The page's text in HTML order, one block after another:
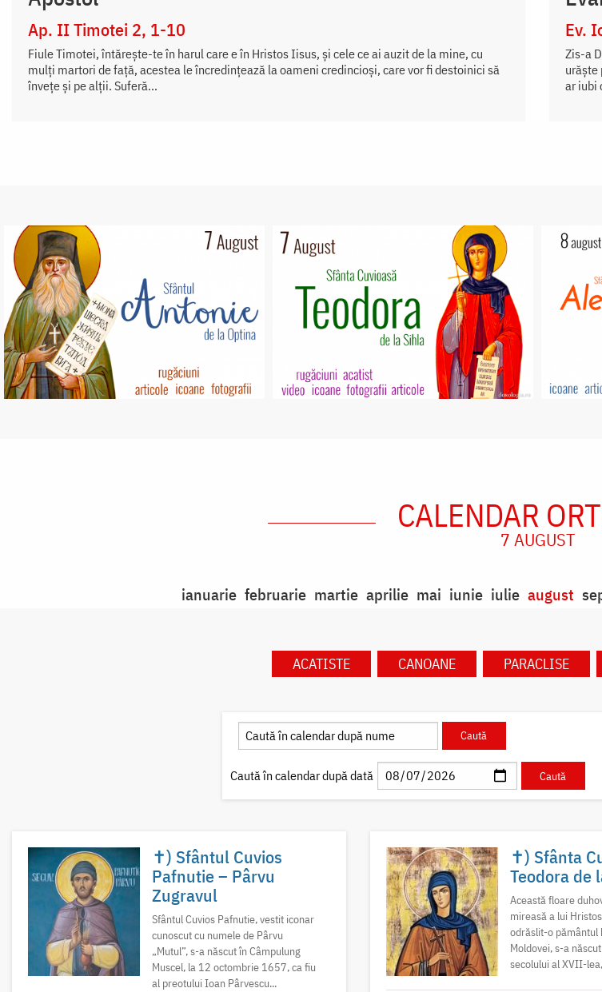
Ap. II Timotei 2, 1-10
Fiule Timotei, întăreşte-te în harul care e în Hristos Iisus, şi cele ce ai auzit de la mine, cu
mulţi martori de faţă, acestea le încredinţează la oameni credincioşi, care vor fi destoinici să
înveţe şi pe alţii. Suferă...
Ev.
Zis-a
urăște
ar iubi
CALENDAR
7 AUGUST
ianuarie februarie martie aprilie mai iunie iulie august
ACATISTE CANOANE PARACLISE
Caută în calendar după dată
✝) Sfântul Cuvios
Pafnutie – Pârvu
Zugravul
Sfântul Cuvios Pafnutie, vestit iconar
cunoscut cu numele de Pârvu
„Mutul”, s-a născut în Câmpulung
Muscel, la 12 octombrie 1657, ca fiu
al preotului Ioan Pârvescu...
✝) Sfânta
Teodora de
Această floare
mireasă a lui
odrăslit-o pământul
Moldovei, s-a
secolului al XVII-